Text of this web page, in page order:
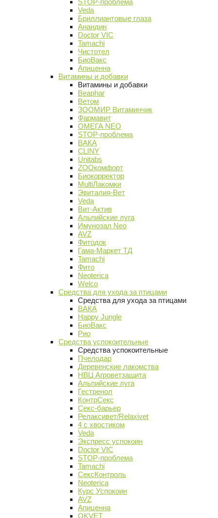
STOP-проблема
Veda
Бриллиантовые глаза
Анандин
Doctor VIC
Tamachi
Чистотел
БиоВакс
Апиценна
Витамины и добавки
Витамины и добавки
Beaphar
Ветом
ЗООМИР Витаминчик
Фармавит
ОМЕГА NEO
STOP-проблема
ВАКА
CLINY
Unitabs
ZOOкомфорт
Биокорректор
MultiЛакомки
Эвиталия-Вет
Veda
Вит-Актив
Альпийские луга
Имунозал Neo
AVZ
Фитодок
Гама-Маркет ТД
Tamachi
Фито
Neoterica
Welco
Средства для ухода за птицами
Средства для ухода за птицами
ВАКА
Happy Jungle
БиоВакс
Рио
Средства успокоительные
Средства успокоительные
Пчелодар
Деревенские лакомства
НВЦ Агроветзащита
Альпийские луга
Гестренол
КонтрСекс
Секс-барьер
Релаксивет/Relaxivet
4 с хвостиком
Veda
Экспресс успокоин
Doctor VIC
STOP-проблема
Tamachi
СексКонтроль
Neoterica
Курс Успокоин
AVZ
Апиценна
OKVET